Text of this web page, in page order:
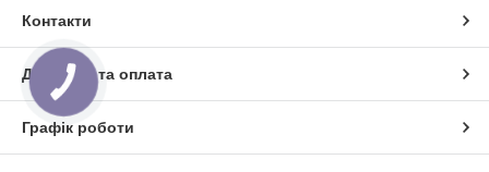
Контакти
Доставка та оплата
Графік роботи
КНОПКА
ЗВ'ЯЗКУ